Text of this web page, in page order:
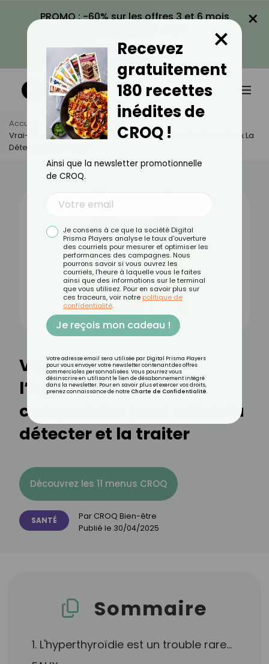
PROMO : -60% sur les offres 3 et 6 mois
VOIR LA PROMO
×
Accueil Actus
Santé
Vrai-Faux Sur L’hyperthyroïdie : Tout Comprendre Pour Mieux La
Détecter Et La Traiter
Vrai-Faux sur
l’hyperthyroïdie : tout
comprendre pour mieux la
détecter et la traiter
Découvrez les 11 menus CROQ
SANTÉ Par CROQ Bien-être
Publié le 30/04/2025
Sommaire
1. L'hyperthyroïdie est un trouble rare…
Recevez
gratuitement
180 recettes
inédites de
CROQ !
×
Ainsi que la newsletter promotionnelle
de CROQ.
Je consens à ce que la société Digital
Prisma Players analyse le taux d'ouverture
des courriels pour mesurer et optimiser les
performances des campagnes. Nous
pourrons savoir si vous ouvrez les
courriels, l'heure à laquelle vous le faites
ainsi que des informations sur le terminal
que vous utilisez. Pour en savoir plus sur
ces traceurs, voir notre politique de
confidentialité.
Je reçois mon cadeau !
Votre adresse email sera utilisée par Digital Prisma Players
pour vous envoyer votre newsletter contenant des offres
commerciales personnalisées. Vous pourrez vous
désinscrire en utilisant le lien de désabonnement intégré
dans la newsletter. Pour en savoir plus et exercer vos droits,
prenez connaissance de notre Charte de Confidentialité.